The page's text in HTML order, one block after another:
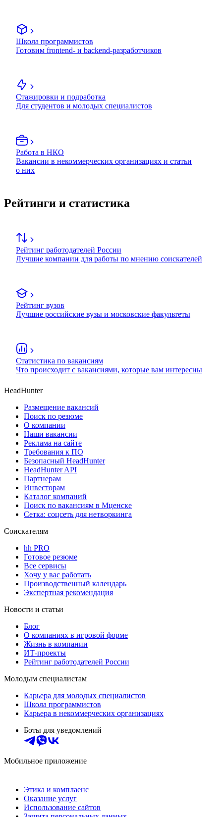
Школа программистов
Готовим frontend- и backend-разработчиков
Стажировки и подработка
Для студентов и молодых специалистов
Работа в НКО
Вакансии в некоммерческих организациях и статьи
о них
Рейтинги и статистика
Рейтинг работодателей России
Лучшие компании для работы по мнению соискателей
Рейтинг вузов
Лучшие российские вузы и московские факультеты
Статистика по вакансиям
Что происходит с вакансиями, которые вам интересны
HeadHunter
Размещение вакансий
Поиск по резюме
О компании
Наши вакансии
Реклама на сайте
Требования к ПО
Безопасный HeadHunter
HeadHunter API
Партнерам
Инвесторам
Каталог компаний
Поиск по вакансиям в Мценске
Сетка: соцсеть для нетворкинга
Соискателям
hh PRO
Готовое резюме
Все сервисы
Хочу у вас работать
Производственный календарь
Экспертная рекомендация
Новости и статьи
Блог
О компаниях в игровой форме
Жизнь в компании
ИТ-проекты
Рейтинг работодателей России
Молодым специалистам
Карьера для молодых специалистов
Школа программистов
Карьера в некоммерческих организациях
Боты для уведомлений
Мобильное приложение
Этика и комплаенс
Оказание услуг
Использование сайтов